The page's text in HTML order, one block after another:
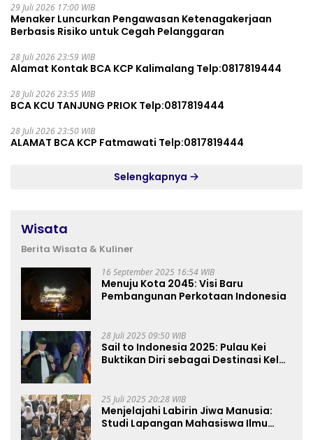
29 Juli 2026 17:00 WIB
Menaker Luncurkan Pengawasan Ketenagakerjaan
Berbasis Risiko untuk Cegah Pelanggaran
28 Juli 2026 23:59 WIB
Alamat Kontak BCA KCP Kalimalang Telp:0817819444
28 Juli 2026 23:55 WIB
BCA KCU TANJUNG PRIOK Telp:0817819444
28 Juli 2026 23:50 WIB
ALAMAT BCA KCP Fatmawati Telp:0817819444
Selengkapnya
Wisata
Berita Wisata & Kuliner
16 September 2025 16:54 WIB
Menuju Kota 2045: Visi Baru
Pembangunan Perkotaan Indonesia
28 Juli 2025 09:50 WIB
Sail to Indonesia 2025: Pulau Kei
Buktikan Diri sebagai Destinasi Kelas
25 Juli 2025 20:28 WIB
Menjelajahi Labirin Jiwa Manusia:
Studi Lapangan Mahasiswa Ilmu